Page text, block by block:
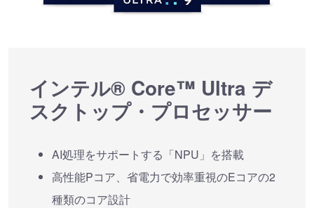
インテル® Core™ Ultra デ
スクトップ・プロセッサー
AI処理をサポートする「NPU」を搭載
高性能Pコア、省電力で効率重視のEコアの2
種類のコア設計